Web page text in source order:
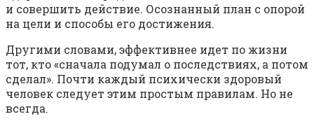
и совершить действие. Осознанный план с опорой
на цели и способы его достижения.
Другими словами, эффективнее идет по жизни
тот, кто «сначала подумал о последствиях, а потом
сделал». Почти каждый психически здоровый
человек следует этим простым правилам. Но не
всегда.